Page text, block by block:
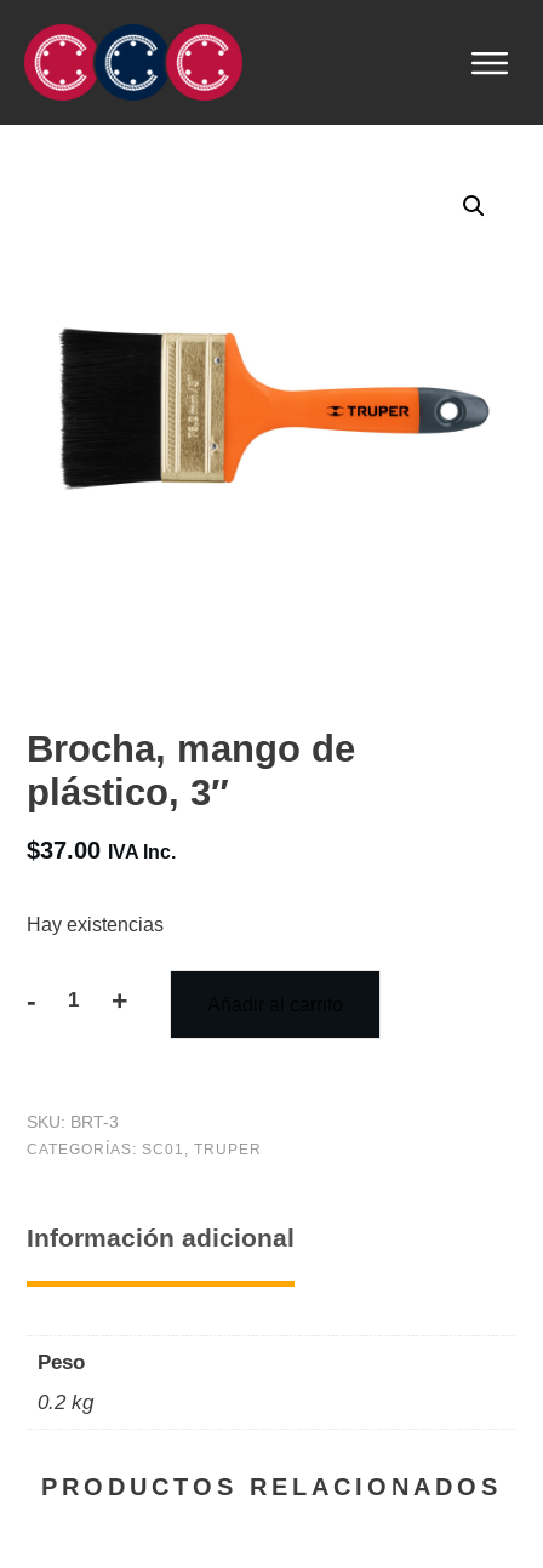
Brocha, mango de
plástico, 3″
$37.00 IVA Inc.
Hay existencias
-
plástico,
cantidad
+
SKU: BRT-3
CATEGORÍAS: SC01 , TRUPER
Información adicional
Peso
0.2 kg
PRODUCTOS RELACIONADOS